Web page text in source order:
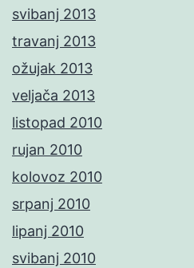
svibanj 2013
travanj 2013
ožujak 2013
veljača 2013
listopad 2010
rujan 2010
kolovoz 2010
srpanj 2010
lipanj 2010
svibanj 2010